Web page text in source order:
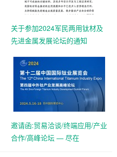
关于参加2024军民两用钛材及
先进金属发展论坛的通知
邀请函:贸易洽谈/终端应用/产业
合作/高峰论坛 — 尽在